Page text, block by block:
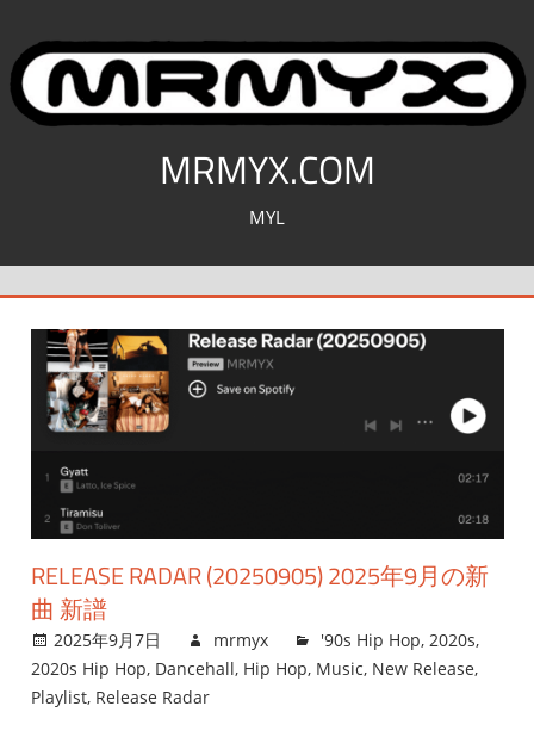
テ
ッ
MRMYX.COM
MYL
RELEASE RADAR (20250905) 2025年9月の新
曲 新譜
2025年9月7日 mrmyx '90s Hip Hop, 2020s,
2020s Hip Hop, Dancehall, Hip Hop, Music, New Release,
Playlist, Release Radar